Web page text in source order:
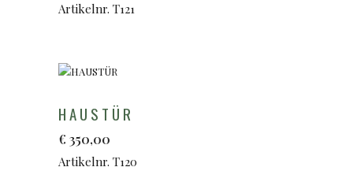
Artikelnr. T121
HAUSTÜR
€ 350,00
Artikelnr. T120